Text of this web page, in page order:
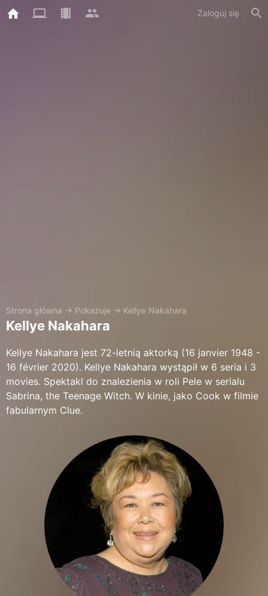
Zaloguj się
Strona główna → Pokazuje → Kellye Nakahara
Kellye Nakahara
Kellye Nakahara jest 72-letnią aktorką (16 janvier 1948 -
16 février 2020). Kellye Nakahara wystąpił w 6 seria i 3
movies. Spektakl do znalezienia w roli Pele w serialu
Sabrina, the Teenage Witch. W kinie, jako Cook w filmie
fabularnym Clue.